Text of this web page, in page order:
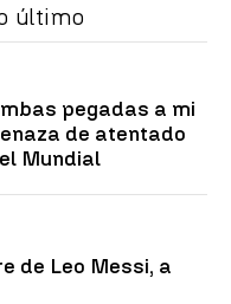
último
pegadas a mi
de atentado
Mundial
de Leo Messi, a